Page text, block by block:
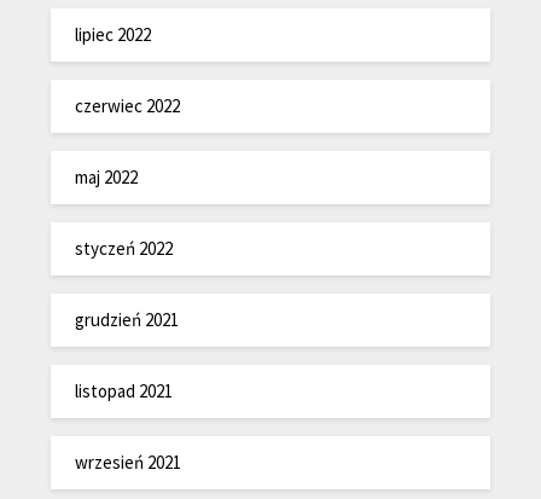
lipiec 2022
czerwiec 2022
maj 2022
styczeń 2022
grudzień 2021
listopad 2021
wrzesień 2021